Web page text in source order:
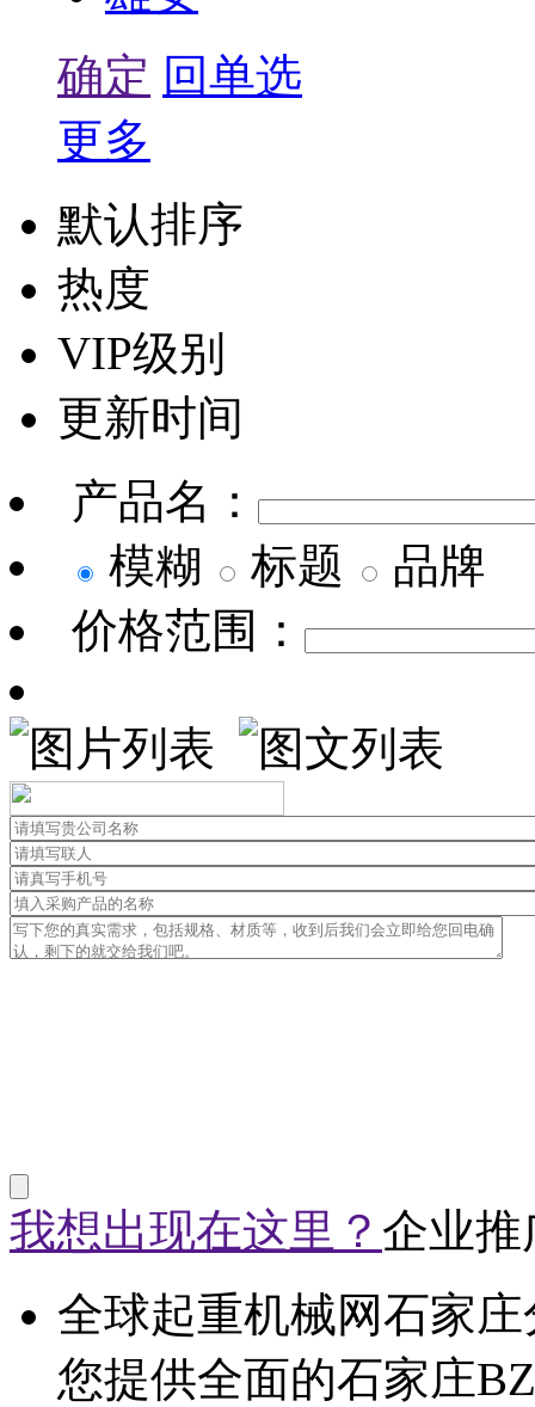
确定 回单选
更多
默认排序
热度
VIP级别
更新时间
产品名：
模糊
标题
品牌
价格范围：
我想出现在这里？ 企业推
全球起重机械网石家
您提供全面的石家庄